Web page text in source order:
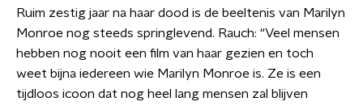
Ruim zestig jaar na haar dood is de beeltenis van Marilyn
Monroe nog steeds springlevend. Rauch: “Veel mensen
hebben nog nooit een film van haar gezien en toch
weet bijna iedereen wie Marilyn Monroe is. Ze is een
tijdloos icoon dat nog heel lang mensen zal blijven